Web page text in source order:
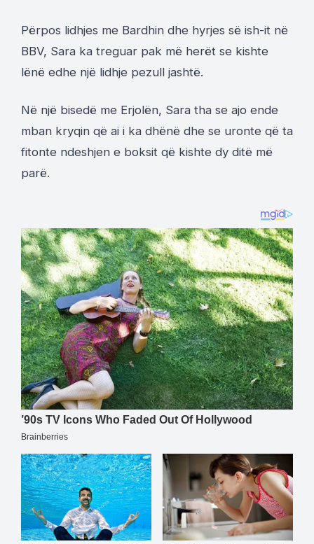
Përpos lidhjes me Bardhin dhe hyrjes së ish-it në
BBV, Sara ka treguar pak më herët se kishte
lënë edhe një lidhje pezull jashtë.
Në një bisedë me Erjolën, Sara tha se ajo ende
mban kryqin që ai i ka dhënë dhe se uronte që ta
fitonte ndeshjen e boksit që kishte dy ditë më
parë.